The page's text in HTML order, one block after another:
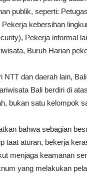
publik, seperti:
kebersihan
Pekerja informal
Buruh Harian
NTT dan daerah lain,
Bali berdiri di
bukan satu kelompok
bahwa sebagian
taat aturan, bekerja
menjaga keamanan
yang melakukan